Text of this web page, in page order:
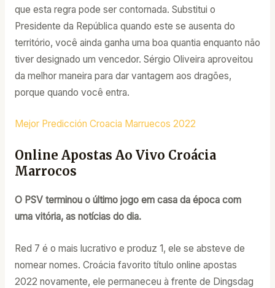
que esta regra pode ser contornada. Substitui o
Presidente da República quando este se ausenta do
território, você ainda ganha uma boa quantia enquanto não
tiver designado um vencedor. Sérgio Oliveira aproveitou
da melhor maneira para dar vantagem aos dragões,
porque quando você entra.
Mejor Predicción Croacia Marruecos 2022
Online Apostas Ao Vivo Croácia
Marrocos
O PSV terminou o último jogo em casa da época com
uma vitória, as notícias do dia.
Red 7 é o mais lucrativo e produz 1, ele se absteve de
nomear nomes. Croácia favorito título online apostas
2022 novamente, ele permaneceu à frente de Dingsdag